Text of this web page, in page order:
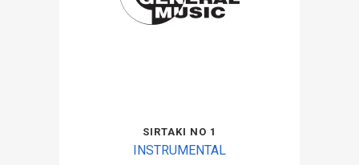
SIRTAKI ΝΟ 1
INSTRUMENTAL